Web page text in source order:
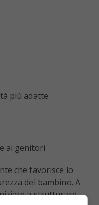
più adatte
ai genitori
che favorisce lo
del bambino. A
a strutturare